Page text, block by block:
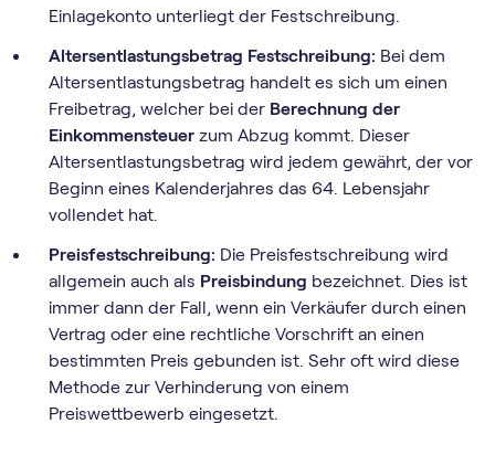
Einlagekonto unterliegt der Festschreibung.
Altersentlastungsbetrag Festschreibung: Bei dem
Altersentlastungsbetrag handelt es sich um einen
Freibetrag, welcher bei der Berechnung der
Einkommensteuer zum Abzug kommt. Dieser
Altersentlastungsbetrag wird jedem gewährt, der vor
Beginn eines Kalenderjahres das 64. Lebensjahr
vollendet hat.
Preisfestschreibung: Die Preisfestschreibung wird
allgemein auch als Preisbindung bezeichnet. Dies ist
immer dann der Fall, wenn ein Verkäufer durch einen
Vertrag oder eine rechtliche Vorschrift an einen
bestimmten Preis gebunden ist. Sehr oft wird diese
Methode zur Verhinderung von einem
Preiswettbewerb eingesetzt.